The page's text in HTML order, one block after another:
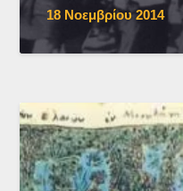
18 Νοεμβρίου 2014